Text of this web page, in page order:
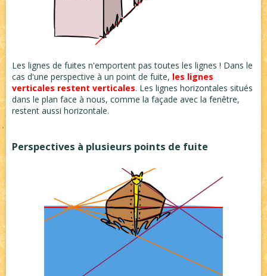
Les lignes de fuites n'emportent pas toutes les lignes ! Dans le
cas d'une perspective à un point de fuite, les lignes
verticales restent verticales. Les lignes horizontales situés
dans le plan face à nous, comme la façade avec la fenêtre,
restent aussi horizontale.
Perspectives à plusieurs points de fuite